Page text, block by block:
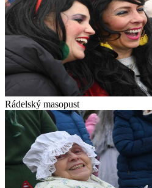
Rádelský masopust